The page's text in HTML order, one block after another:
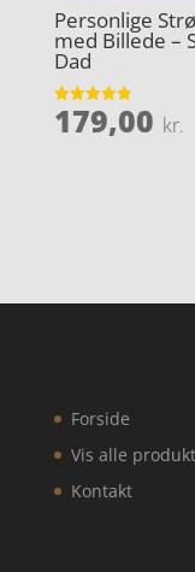
Personlige
med Billede –
Dad
Vurderet
4.9
179,00 kr.
Forside
Vis alle
Kontakt